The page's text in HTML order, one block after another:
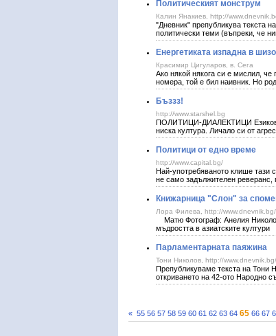
Политическият монструм
Калин Янакиев, http://
"Дневник" препубликува текста
политически теми (въпреки, че
Енергетиката изпадна в
Красимир Цигуларов, в. Сега
Ако някой някога си е мислил,
номера, той е бил наивник. Но
Бъззз!
http://www.starshel.bg
ПОЛИТИЦИ-ДИАЛЕКТИЦИ
ниска култура. Личало си от
Политици от едно време
http://www.capital.bg/
Най-употребяваното клише тази
не само задължителен реверанс,
Книжарница "Слон" за
Лора Филева, http://www.dnevnik.bg/
Матю Фотограф: Анелия
мъдростта в азиатските култури
Парламентарната паяжина
Тони Николов, http://www.dnevnik.bg/
Препубликуваме текста на Тони
откриването на 42-ото Народно
« 55 56 57 58 59 60 61 62 63 64 65 66 67